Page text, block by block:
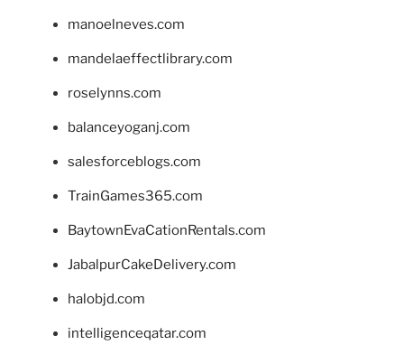
manoelneves.com
mandelaeffectlibrary.com
roselynns.com
balanceyoganj.com
salesforceblogs.com
TrainGames365.com
BaytownEvaCationRentals.com
JabalpurCakeDelivery.com
halobjd.com
intelligenceqatar.com